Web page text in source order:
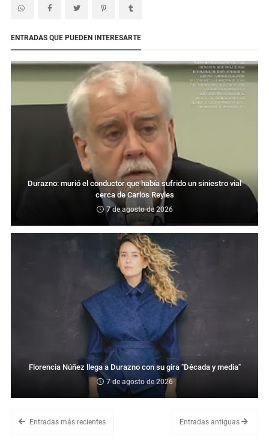
ENTRADAS QUE PUEDEN INTERESARTE
Durazno: murió el conductor que había sufrido un siniestro vial
cerca de Carlos Reyles
7 de agosto de 2026
Florencia Núñez llega a Durazno con su gira "Década y media"
7 de agosto de 2026
Entradas más recientes Entradas antiguas